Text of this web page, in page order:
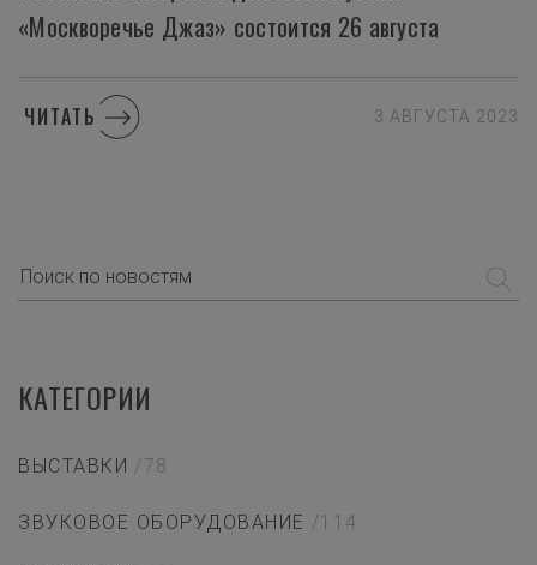
«Москворечье Джаз» состоится 26 августа
ЧИТАТЬ 3 АВГУСТА 2023
КАТЕГОРИИ
ВЫСТАВКИ /78
ЗВУКОВОЕ ОБОРУДОВАНИЕ /114